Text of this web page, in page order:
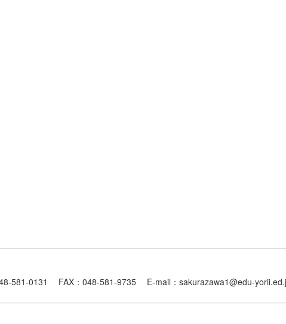
581-0131 FAX：048-581-9735 E-mail：sakurazawa1@edu-